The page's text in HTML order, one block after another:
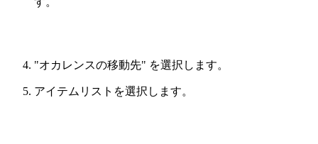
"オカレンスの移動先" を選択します。
アイテムリストを選択します。